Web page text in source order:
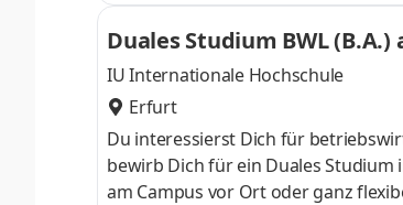
Studium ohne Numerus clausus
Duales Studium BWL
IU Internationale Hochschule
Erfurt
Du interessierst Dich für
bewirb Dich für ein Duales
am Campus vor Ort oder ganz